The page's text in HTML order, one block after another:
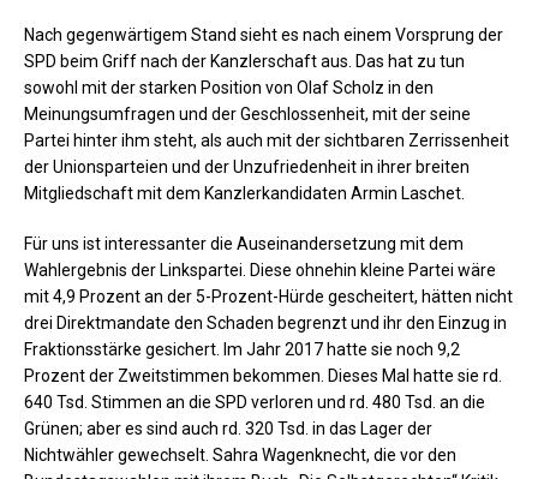
Nach gegenwärtigem Stand sieht es nach einem Vorsprung der
SPD beim Griff nach der Kanzlerschaft aus. Das hat zu tun
sowohl mit der starken Position von Olaf Scholz in den
Meinungsumfragen und der Geschlossenheit, mit der seine
Partei hinter ihm steht, als auch mit der sichtbaren Zerrissenheit
der Unionsparteien und der Unzufriedenheit in ihrer breiten
Mitgliedschaft mit dem Kanzlerkandidaten Armin Laschet.
Für uns ist interessanter die Auseinandersetzung mit dem
Wahlergebnis der Linkspartei. Diese ohnehin kleine Partei wäre
mit 4,9 Prozent an der 5-Prozent-Hürde gescheitert, hätten nicht
drei Direktmandate den Schaden begrenzt und ihr den Einzug in
Fraktionsstärke gesichert. Im Jahr 2017 hatte sie noch 9,2
Prozent der Zweitstimmen bekommen. Dieses Mal hatte sie rd.
640 Tsd. Stimmen an die SPD verloren und rd. 480 Tsd. an die
Grünen; aber es sind auch rd. 320 Tsd. in das Lager der
Nichtwähler gewechselt. Sahra Wagenknecht, die vor den